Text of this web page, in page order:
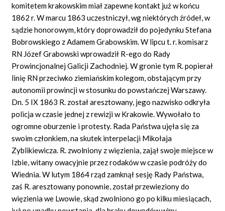
komitetem krakowskim miał zapewne kontakt już w końcu
1862 r. W marcu 1863 uczestniczył, wg niektórych źródeł, w
sądzie honorowym, który doprowadził do pojedynku Stefana
Bobrowskiego z Adamem Grabowskim. W lipcu t. r. komisarz
RN Józef Grabowski wprowadził R-ego do Rady
Prowincjonalnej Galicji Zachodniej. W gronie tym R. popierał
linię RN przeciwko ziemiańskim kolegom, obstającym przy
autonomii prowincji w stosunku do powstańczej Warszawy.
Dn. 5 IX 1863 R. został aresztowany, jego nazwisko odkryła
policja w czasie jednej z rewizji w Krakowie. Wywołało to
ogromne oburzenie i protesty. Rada Państwa ujęła się za
swoim członkiem, na skutek interpelacji Mikołaja
Zyblikiewicza. R. zwolniony z więzienia, zajął swoje miejsce w
Izbie, witany owacyjnie przez rodaków w czasie podróży do
Wiednia. W lutym 1864 rząd zamknął sesję Rady Państwa,
zaś R. aresztowany ponownie, został przewieziony do
więzienia we Lwowie, skąd zwolniono go po kilku miesiącach,